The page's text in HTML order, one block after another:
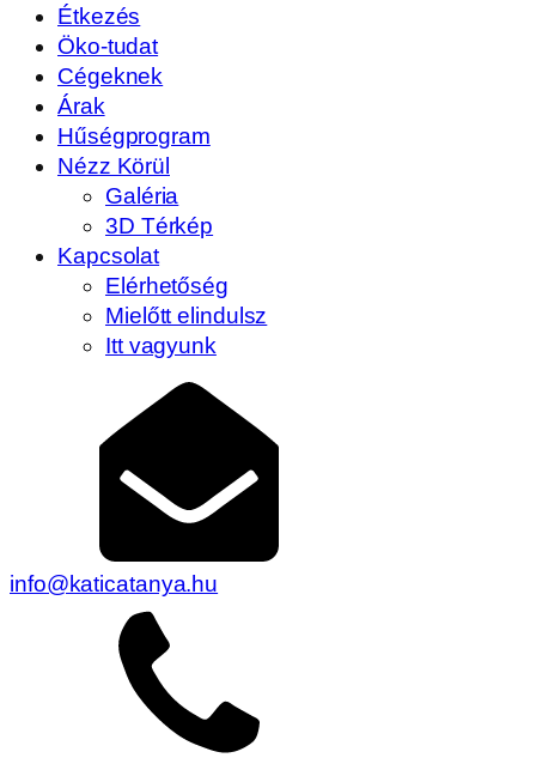
Étkezés
Öko-tudat
Cégeknek
Árak
Hűségprogram
Nézz Körül
Galéria
3D Térkép
Kapcsolat
Elérhetőség
Mielőtt elindulsz
Itt vagyunk
info@katicatanya.hu